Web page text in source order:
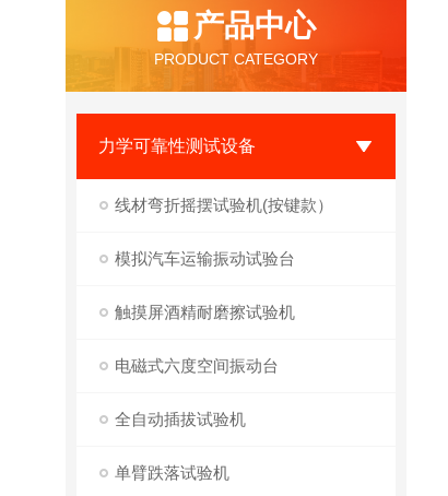
产品中心
PRODUCT CATEGORY
力学可靠性测试设备
线材弯折摇摆试验机(按键款）
模拟汽车运输振动试验台
触摸屏酒精耐磨擦试验机
电磁式六度空间振动台
全自动插拔试验机
单臂跌落试验机